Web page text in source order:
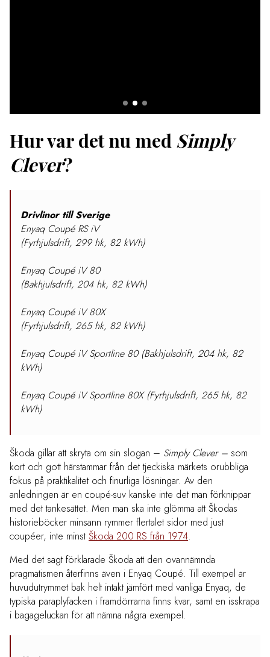
Hur var det nu med Simply
Clever?
Drivlinor till Sverige
Enyaq Coupé RS iV
(Fyrhjulsdrift, 299 hk, 82 kWh)
Enyaq Coupé iV 80
(Bakhjulsdrift, 204 hk, 82 kWh)
Enyaq Coupé iV 80X
(Fyrhjulsdrift, 265 hk, 82 kWh)
Enyaq Coupé iV Sportline 80 (Bakhjulsdrift, 204 hk, 82
kWh)
Enyaq Coupé iV Sportline 80X (Fyrhjulsdrift, 265 hk, 82
kWh)
Škoda gillar att skryta om sin slogan – Simply Clever – som
kort och gott härstammar från det tjeckiska märkets orubbliga
fokus på praktikalitet och finurliga lösningar. Av den
anledningen är en coupé-suv kanske inte det man förknippar
med det tankesättet. Men man ska inte glömma att Škodas
historieböcker minsann rymmer flertalet sidor med just
coupéer, inte minstŠkoda 200 RS från 1974.
Med det sagt förklarade Škoda att den ovannämnda
pragmatismen återfinns även i Enyaq Coupé. Till exempel är
huvudutrymmet bak helt intakt jämfört med vanliga Enyaq, de
typiska paraplyfacken i framdörrarna finns kvar, samt en isskrapa
i bagageluckan för att nämna några exempel.